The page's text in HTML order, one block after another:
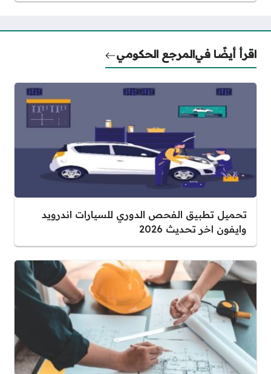
اقرأ أيضًا فيالمرجع الحكومي
تحميل تطبيق الفحص الدوري للسيارات اندرويد
وايفون اخر تحديث 2026